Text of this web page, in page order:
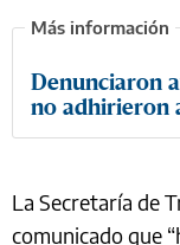
Denunciaron
no adhirieron
La Secretaría de
comunicado que